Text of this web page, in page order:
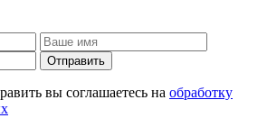
Отправить
вы соглашаетесь на обработку